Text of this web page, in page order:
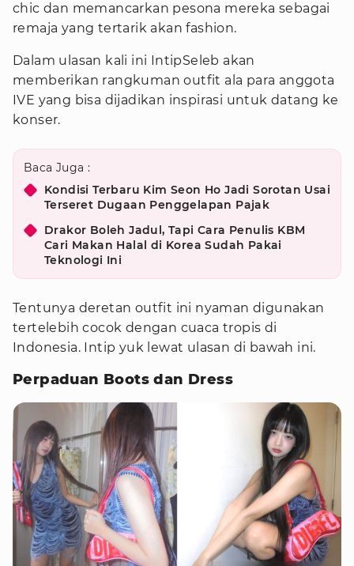
chic dan memancarkan pesona mereka sebagai
remaja yang tertarik akan fashion.
Dalam ulasan kali ini IntipSeleb akan
memberikan rangkuman outfit ala para anggota
IVE yang bisa dijadikan inspirasi untuk datang ke
konser.
Baca Juga :
Kondisi Terbaru Kim Seon Ho Jadi Sorotan Usai
Terseret Dugaan Penggelapan Pajak
Drakor Boleh Jadul, Tapi Cara Penulis KBM
Cari Makan Halal di Korea Sudah Pakai
Teknologi Ini
Tentunya deretan outfit ini nyaman digunakan
tertelebih cocok dengan cuaca tropis di
Indonesia. Intip yuk lewat ulasan di bawah ini.
Perpaduan Boots dan Dress